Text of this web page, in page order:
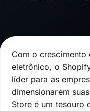
Com o crescimento
eletrônico, o
líder para as
dimensionarem
Store é um tesouro